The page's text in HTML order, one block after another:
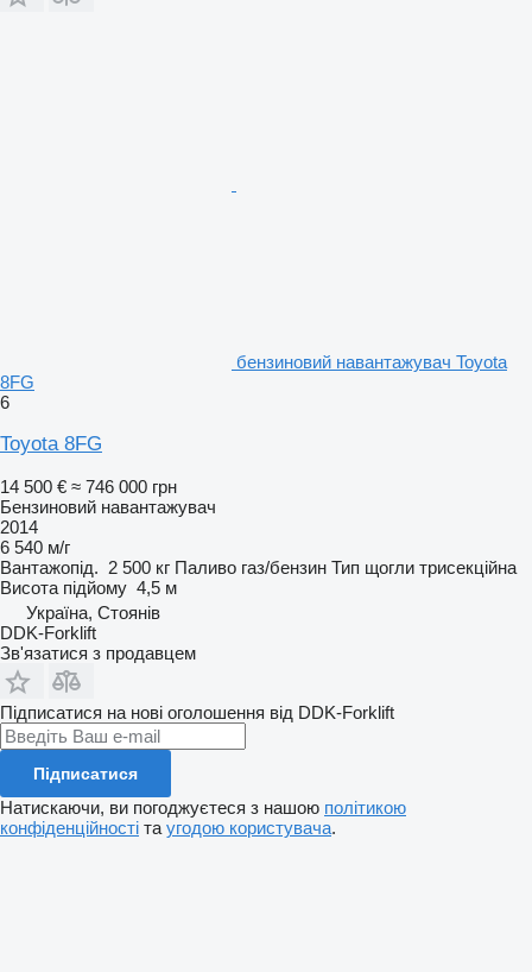
бензиновий навантажувач Toyota
8FG
6
Toyota 8FG
14 500 € ≈ 746 000 грн
Бензиновий навантажувач
2014
6 540 м/г
Вантажопід. 2 500 кг Паливо газ/бензин Тип щогли трисекційна
Висота підйому 4,5 м
Україна, Стоянів
DDK-Forklift
Зв'язатися з продавцем
Підписатися на нові оголошення від DDK-Forklift
Підписатися
Натискаючи, ви погоджуєтеся з нашою політикою
конфіденційності та угодою користувача.